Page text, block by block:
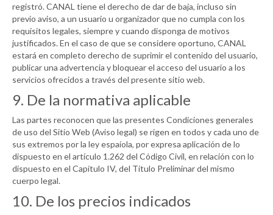
registró.CANAL tiene el derecho de dar de baja, incluso sin
previo aviso, a un usuario u organizador que no cumpla con los
requisitos legales, siempre y cuando disponga de motivos
justificados. En el caso de que se considere oportuno, CANAL
estará en completo derecho de suprimir el contenido del usuario,
publicar una advertencia y bloquear el acceso del usuario a los
servicios ofrecidos a través del presente sitio web.
9. De la normativa aplicable
Las partes reconocen que las presentes Condiciones generales
de uso del Sitio Web (Aviso legal) se rigen en todos y cada uno de
sus extremos por la ley espaíola, por expresa aplicación de lo
dispuesto en el artículo 1.262 del Código Civil, en relación con lo
dispuesto en el Capítulo IV, del Título Preliminar del mismo
cuerpo legal.
10. De los precios indicados